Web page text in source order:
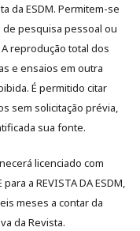
da ESDM. Permitem-se
pesquisa pessoal ou
reprodução total dos
e ensaios em outra
É permitido citar
sem solicitação prévia,
sua fonte.
licenciado com
para a REVISTA DA ESDM,
meses a contar da
da Revista.